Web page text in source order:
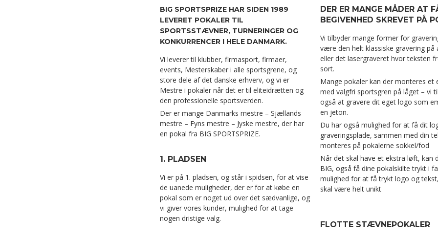
BIG SPORTSPRIZE HAR SIDEN 1989
LEVERET POKALER TIL
SPORTSSTÆVNER, TURNERINGER OG
KONKURRENCER I HELE DANMARK.
Vi leverer til klubber, firmasport, firmaer,
events, Mesterskaber i alle sportsgrene, og
store dele af det danske erhverv, og vi er
Mestre i pokaler når det er til eliteidrætten og
den professionelle sportsverden.
Der er mange Danmarks mestre – Sjællands
mestre – Fyns mestre – Jyske mestre, der har
en pokal fra BIG SPORTSPRIZE.
1. PLADSEN
Vi er på 1. pladsen, og står i spidsen, for at vise
de uanede muligheder, der er for at købe en
pokal som er noget ud over det sædvanlige, og
vi giver vores kunder, mulighed for at tage
nogen dristige valg.
DER ER MANGE MÅDER AT
BEGIVENHED SKREVET PÅ
Vi tilbyder mange former for
være den helt klassiske gravering på
eller det lasergraveret hvor teksten
sort.
Mange pokaler kan der monteres et
med valgfri sportsgren på låget – vi
også at gravere dit eget logo som
en jeton.
Du har også mulighed for at få dit
graveringsplade, sammen med din
monteres på pokalerne sokkel/fod
Når det skal have et ekstra løft, kan
BIG, også få dine pokalskilte trykt i
mulighed for at få trykt logo og
skal være helt unikt
FLOTTE STÆVNEPOKALER